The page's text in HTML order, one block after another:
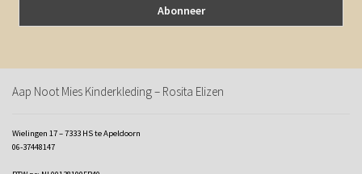
Aap Noot Mies Kinderkleding – Rosita Elizen
Wielingen 17 – 7333 HS te Apeldoorn
06-37448147